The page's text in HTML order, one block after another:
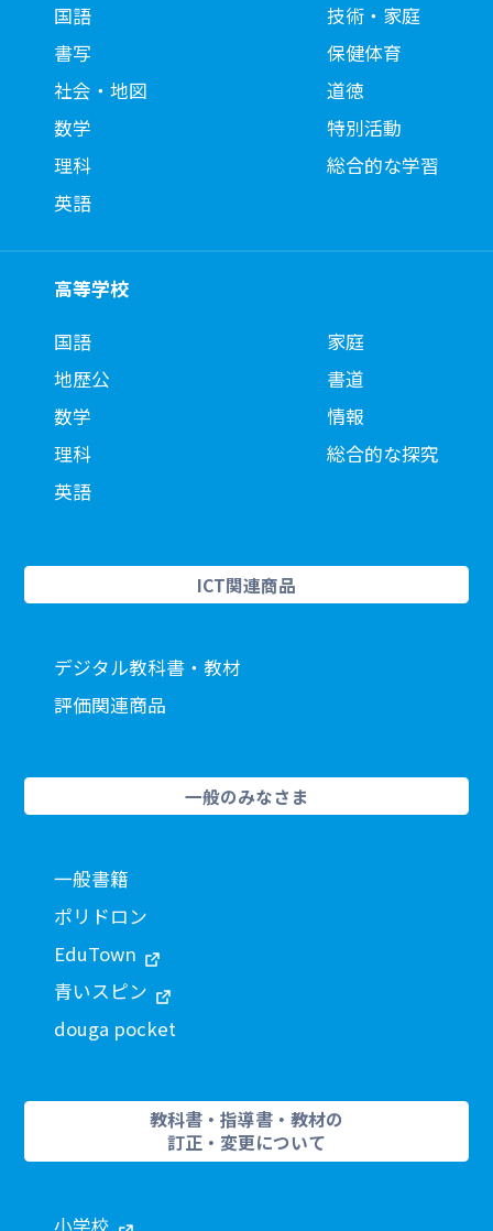
国語
書写
社会・地図
数学
理科
英語
技術・家庭
保健体育
道徳
特別活動
総合的な学習
高等学校
国語
地歴公
数学
理科
英語
家庭
書道
情報
総合的な探究
ICT関連商品
デジタル教科書・教材
評価関連商品
一般のみなさま
一般書籍
ポリドロン
EduTown
青いスピン
douga pocket
教科書・指導書・教材の
訂正・変更について
小学校